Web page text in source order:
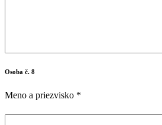
Osoba č. 8
Meno a priezvisko *